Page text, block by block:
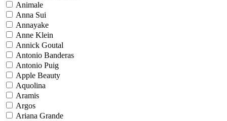
Animale
Anna Sui
Annayake
Anne Klein
Annick Goutal
Antonio Banderas
Antonio Puig
Apple Beauty
Aquolina
Aramis
Argos
Ariana Grande